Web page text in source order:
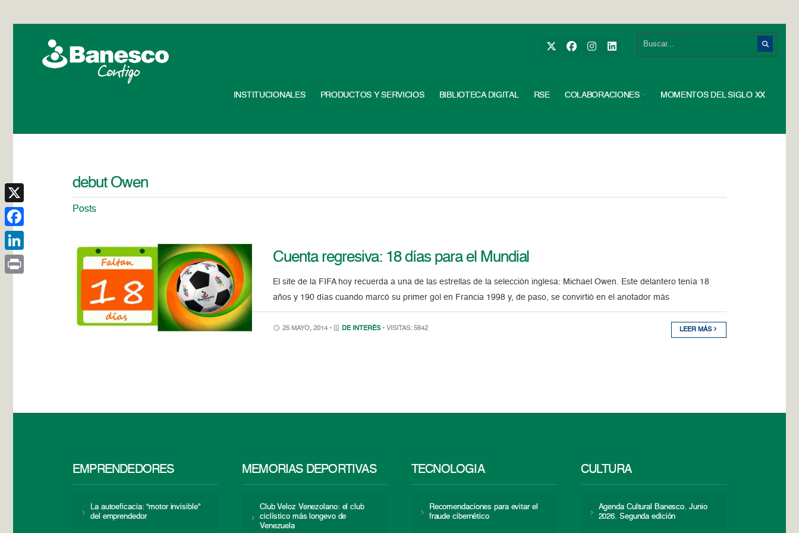
INSTITUCIONALES PRODUCTOS Y SERVICIOS BIBLIOTECA DIGITAL RSE COLABORACIONES MOMENTOS DEL SIGLO XX
debut Owen
Posts
Cuenta regresiva: 18 días para el Mundial
El site de la FIFA hoy recuerda a una de las estrellas de la selección inglesa: Michael Owen. Este delantero tenía 18
años y 190 días cuando marcó su primer gol en Francia 1998 y, de paso, se convirtió en el anotador más
25 MAYO, 2014 • DE INTERÉS • VISITAS: 5642 LEER MÁS
EMPRENDEDORES
La autoeficacia: “motor invisible”
del emprendedor
MEMORIAS DEPORTIVAS
Club Veloz Venezolano: el club
ciclístico más longevo de
Venezuela
TECNOLOGÍA
Recomendaciones para evitar el
fraude cibernético
CULTURA
Agenda Cultural Banesco. Junio
2026. Segunda edición
X
Facebook
LinkedIn